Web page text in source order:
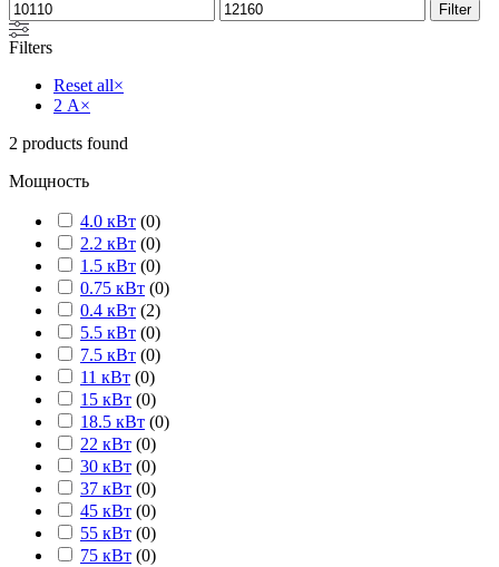
Filter
Filters
Reset all×
2 А×
2 products found
Мощность
4.0 кВт (0)
2.2 кВт (0)
1.5 кВт (0)
0.75 кВт (0)
0.4 кВт (2)
5.5 кВт (0)
7.5 кВт (0)
11 кВт (0)
15 кВт (0)
18.5 кВт (0)
22 кВт (0)
30 кВт (0)
37 кВт (0)
45 кВт (0)
55 кВт (0)
75 кВт (0)